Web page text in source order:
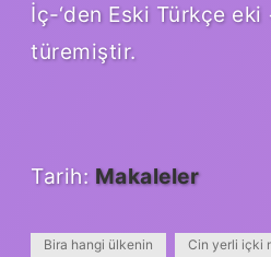
İç-‘den Eski Türkçe eki
türemiştir.
Tarih: Makaleler
Bira hangi ülkenin Cin yerli içki